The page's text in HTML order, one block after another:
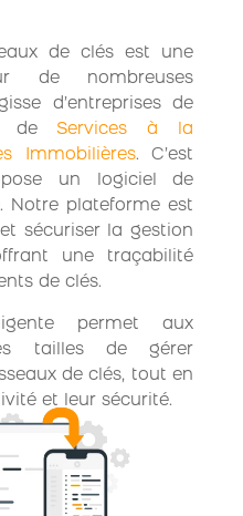
de clés est une
de nombreuses
d’entreprises de
de Services à la
Immobilières. C’est
un logiciel de
Notre plateforme est
sécuriser la gestion
une traçabilité
de clés.
permet aux
tailles de gérer
de clés, tout en
et leur sécurité.